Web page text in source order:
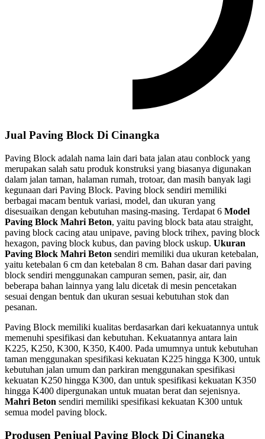
Jual Paving Block Di Cinangka
Paving Block adalah nama lain dari bata jalan atau conblock yang
merupakan salah satu produk konstruksi yang biasanya digunakan
dalam jalan taman, halaman rumah, trotoar, dan masih banyak lagi
kegunaan dari Paving Block. Paving block sendiri memiliki
berbagai macam bentuk variasi, model, dan ukuran yang
disesuaikan dengan kebutuhan masing-masing. Terdapat 6 Model
Paving Block Mahri Beton, yaitu paving block bata atau straight,
paving block cacing atau unipave, paving block trihex, paving block
hexagon, paving block kubus, dan paving block uskup. Ukuran
Paving Block Mahri Beton sendiri memiliki dua ukuran ketebalan,
yaitu ketebalan 6 cm dan ketebalan 8 cm. Bahan dasar dari paving
block sendiri menggunakan campuran semen, pasir, air, dan
beberapa bahan lainnya yang lalu dicetak di mesin pencetakan
sesuai dengan bentuk dan ukuran sesuai kebutuhan stok dan
pesanan.
Paving Block memiliki kualitas berdasarkan dari kekuatannya untuk
memenuhi spesifikasi dan kebutuhan. Kekuatannya antara lain
K225, K250, K300, K350, K400. Pada umumnya untuk kebutuhan
taman menggunakan spesifikasi kekuatan K225 hingga K300, untuk
kebutuhan jalan umum dan parkiran menggunakan spesifikasi
kekuatan K250 hingga K300, dan untuk spesifikasi kekuatan K350
hingga K400 dipergunakan untuk muatan berat dan sejenisnya.
Mahri Beton sendiri memiliki spesifikasi kekuatan K300 untuk
semua model paving block.
Produsen Penjual Paving Block Di Cinangka